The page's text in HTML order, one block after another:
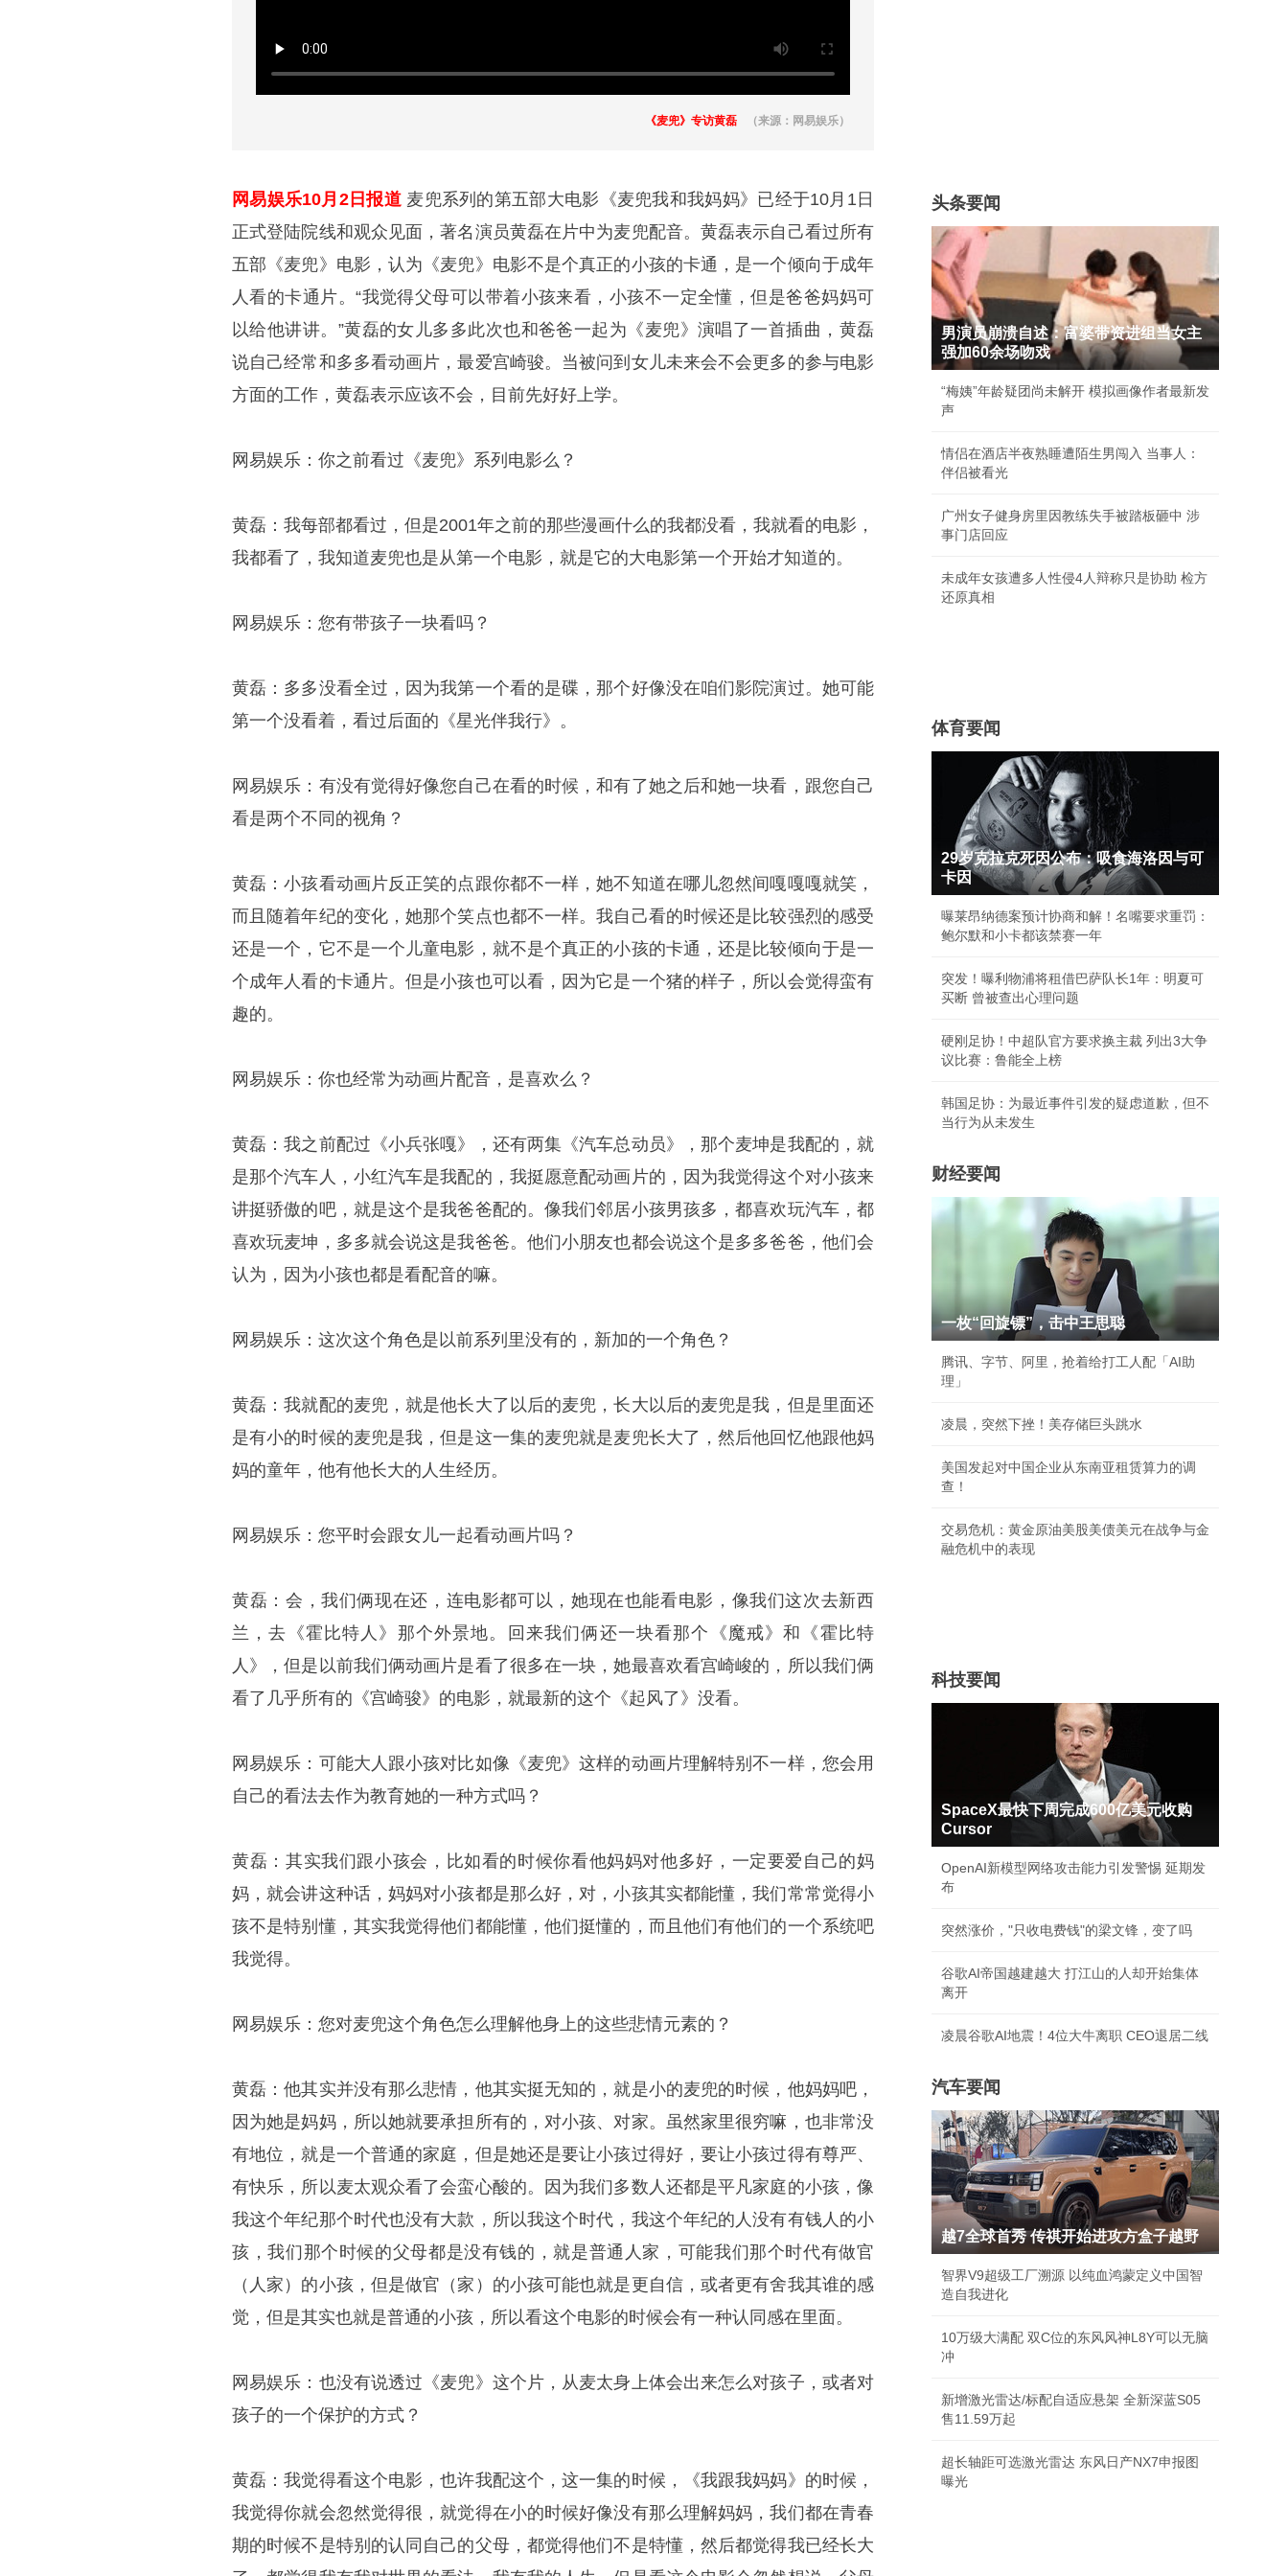
《麦兜》专访黄磊 （来源：网易娱乐）
网易娱乐10月2日报道麦兜系列的第五部大电影《麦兜我和我妈妈》已经于10月1日
正式登陆院线和观众见面，著名演员黄磊在片中为麦兜配音。黄磊表示自己看过所有
五部《麦兜》电影，认为《麦兜》电影不是个真正的小孩的卡通，是一个倾向于成年
人看的卡通片。“我觉得父母可以带着小孩来看，小孩不一定全懂，但是爸爸妈妈可
以给他讲讲。”黄磊的女儿多多此次也和爸爸一起为《麦兜》演唱了一首插曲，黄磊
说自己经常和多多看动画片，最爱宫崎骏。当被问到女儿未来会不会更多的参与电影
方面的工作，黄磊表示应该不会，目前先好好上学。
网易娱乐：你之前看过《麦兜》系列电影么？
黄磊：我每部都看过，但是2001年之前的那些漫画什么的我都没看，我就看的电影，
我都看了，我知道麦兜也是从第一个电影，就是它的大电影第一个开始才知道的。
网易娱乐：您有带孩子一块看吗？
黄磊：多多没看全过，因为我第一个看的是碟，那个好像没在咱们影院演过。她可能
第一个没看着，看过后面的《星光伴我行》。
网易娱乐：有没有觉得好像您自己在看的时候，和有了她之后和她一块看，跟您自己
看是两个不同的视角？
黄磊：小孩看动画片反正笑的点跟你都不一样，她不知道在哪儿忽然间嘎嘎嘎就笑，
而且随着年纪的变化，她那个笑点也都不一样。我自己看的时候还是比较强烈的感受
还是一个，它不是一个儿童电影，就不是个真正的小孩的卡通，还是比较倾向于是一
个成年人看的卡通片。但是小孩也可以看，因为它是一个猪的样子，所以会觉得蛮有
趣的。
网易娱乐：你也经常为动画片配音，是喜欢么？
黄磊：我之前配过《小兵张嘎》，还有两集《汽车总动员》，那个麦坤是我配的，就
是那个汽车人，小红汽车是我配的，我挺愿意配动画片的，因为我觉得这个对小孩来
讲挺骄傲的吧，就是这个是我爸爸配的。像我们邻居小孩男孩多，都喜欢玩汽车，都
喜欢玩麦坤，多多就会说这是我爸爸。他们小朋友也都会说这个是多多爸爸，他们会
认为，因为小孩也都是看配音的嘛。
网易娱乐：这次这个角色是以前系列里没有的，新加的一个角色？
黄磊：我就配的麦兜，就是他长大了以后的麦兜，长大以后的麦兜是我，但是里面还
是有小的时候的麦兜是我，但是这一集的麦兜就是麦兜长大了，然后他回忆他跟他妈
妈的童年，他有他长大的人生经历。
网易娱乐：您平时会跟女儿一起看动画片吗？
黄磊：会，我们俩现在还，连电影都可以，她现在也能看电影，像我们这次去新西
兰，去《霍比特人》那个外景地。回来我们俩还一块看那个《魔戒》和《霍比特
人》，但是以前我们俩动画片是看了很多在一块，她最喜欢看宫崎峻的，所以我们俩
看了几乎所有的《宫崎骏》的电影，就最新的这个《起风了》没看。
网易娱乐：可能大人跟小孩对比如像《麦兜》这样的动画片理解特别不一样，您会用
自己的看法去作为教育她的一种方式吗？
黄磊：其实我们跟小孩会，比如看的时候你看他妈妈对他多好，一定要爱自己的妈
妈，就会讲这种话，妈妈对小孩都是那么好，对，小孩其实都能懂，我们常常觉得小
孩不是特别懂，其实我觉得他们都能懂，他们挺懂的，而且他们有他们的一个系统吧
我觉得。
网易娱乐：您对麦兜这个角色怎么理解他身上的这些悲情元素的？
黄磊：他其实并没有那么悲情，他其实挺无知的，就是小的麦兜的时候，他妈妈吧，
因为她是妈妈，所以她就要承担所有的，对小孩、对家。虽然家里很穷嘛，也非常没
有地位，就是一个普通的家庭，但是她还是要让小孩过得好，要让小孩过得有尊严、
有快乐，所以麦太观众看了会蛮心酸的。因为我们多数人还都是平凡家庭的小孩，像
我这个年纪那个时代也没有大款，所以我这个时代，我这个年纪的人没有有钱人的小
孩，我们那个时候的父母都是没有钱的，就是普通人家，可能我们那个时代有做官
（人家）的小孩，但是做官（家）的小孩可能也就是更自信，或者更有舍我其谁的感
觉，但是其实也就是普通的小孩，所以看这个电影的时候会有一种认同感在里面。
网易娱乐：也没有说透过《麦兜》这个片，从麦太身上体会出来怎么对孩子，或者对
孩子的一个保护的方式？
黄磊：我觉得看这个电影，也许我配这个，这一集的时候，《我跟我妈妈》的时候，
我觉得你就会忽然觉得很，就觉得在小的时候好像没有那么理解妈妈，我们都在青春
期的时候不是特别的认同自己的父母，都觉得他们不是特懂，然后都觉得我已经长大
头条要闻
男演员崩溃自述：富婆带资进组当女主
强加60余场吻戏
“梅姨”年龄疑团尚未解开 模拟画像作者最新发
声
情侣在酒店半夜熟睡遭陌生男闯入 当事人：
伴侣被看光
广州女子健身房里因教练失手被踏板砸中 涉
事门店回应
未成年女孩遭多人性侵4人辩称只是协助 检方
还原真相
体育要闻
29岁克拉克死因公布：吸食海洛因与可
卡因
曝莱昂纳德案预计协商和解！名嘴要求重罚：
鲍尔默和小卡都该禁赛一年
突发！曝利物浦将租借巴萨队长1年：明夏可
买断 曾被查出心理问题
硬刚足协！中超队官方要求换主裁 列出3大争
议比赛：鲁能全上榜
韩国足协：为最近事件引发的疑虑道歉，但不
当行为从未发生
财经要闻
一枚“回旋镖”，击中王思聪
腾讯、字节、阿里，抢着给打工人配「AI助
理」
凌晨，突然下挫！美存储巨头跳水
美国发起对中国企业从东南亚租赁算力的调
查！
交易危机：黄金原油美股美债美元在战争与金
融危机中的表现
科技要闻
SpaceX最快下周完成600亿美元收购
Cursor
OpenAI新模型网络攻击能力引发警惕 延期发
布
突然涨价，"只收电费钱"的梁文锋，变了吗
谷歌AI帝国越建越大 打江山的人却开始集体
离开
凌晨谷歌AI地震！4位大牛离职 CEO退居二线
汽车要闻
越7全球首秀 传祺开始进攻方盒子越野
智界V9超级工厂溯源 以纯血鸿蒙定义中国智
造自我进化
10万级大满配 双C位的东风风神L8Y可以无脑
冲
新增激光雷达/标配自适应悬架 全新深蓝S05
售11.59万起
超长轴距可选激光雷达 东风日产NX7申报图
曝光